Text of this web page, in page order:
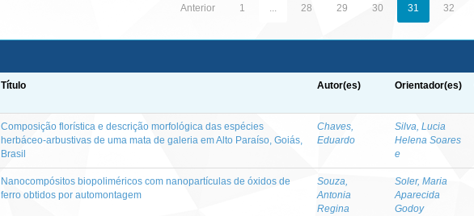
Anterior 1 ... 28 29 30 31 32
Título Autor(es) Orientador(es)
Composição florística e descrição morfológica das espécies
herbáceo-arbustivas de uma mata de galeria em Alto Paraíso, Goiás,
Brasil
Chaves,
Eduardo
Silva, Lucia
Helena Soares
e
Nanocompósitos biopoliméricos com nanopartículas de óxidos de
ferro obtidos por automontagem
Souza,
Antonia
Regina
Soler, Maria
Aparecida
Godoy